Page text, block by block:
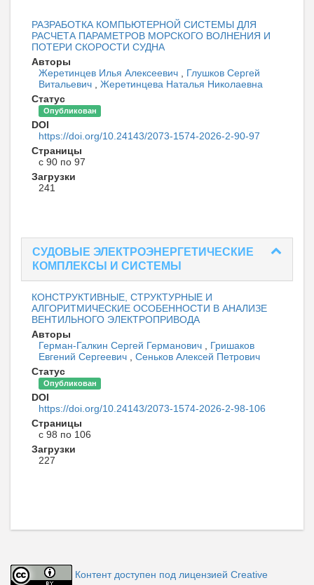
РАЗРАБОТКА КОМПЬЮТЕРНОЙ СИСТЕМЫ ДЛЯ
РАСЧЕТА ПАРАМЕТРОВ МОРСКОГО ВОЛНЕНИЯ И
ПОТЕРИ СКОРОСТИ СУДНА
Авторы
Жеретинцев Илья Алексеевич
Глушков Сергей
Витальевич
Жеретинцева Наталья Николаевна
Статус
Опубликован
DOI
https://doi.org/10.24143/2073-1574-2026-2-90-97
Страницы
с 90 по 97
Загрузки
241
СУДОВЫЕ ЭЛЕКТРОЭНЕРГЕТИЧЕСКИЕ
КОМПЛЕКСЫ И СИСТЕМЫ
КОНСТРУКТИВНЫЕ, СТРУКТУРНЫЕ И
АЛГОРИТМИЧЕСКИЕ ОСОБЕННОСТИ В АНАЛИЗЕ
ВЕНТИЛЬНОГО ЭЛЕКТРОПРИВОДА
Авторы
Герман-Галкин Сергей Германович
Гришаков
Евгений Сергеевич
Сеньков Алексей Петрович
Статус
Опубликован
DOI
https://doi.org/10.24143/2073-1574-2026-2-98-106
Страницы
с 98 по 106
Загрузки
227
Контент доступен под лицензией Creative